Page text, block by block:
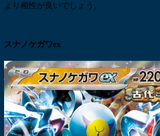
より相性が良いでしょう。
スナノケガワex